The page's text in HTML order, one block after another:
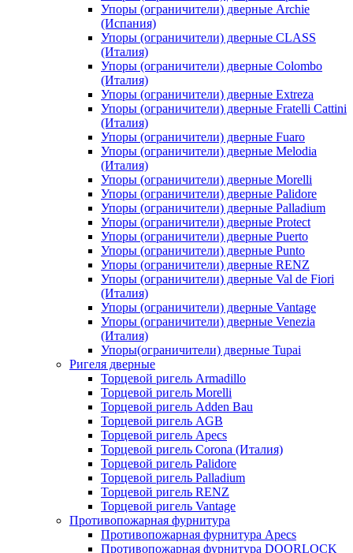
Упоры (ограничители) дверные Archie
(Испания)
Упоры (ограничители) дверные CLASS
(Италия)
Упоры (ограничители) дверные Colombo
(Италия)
Упоры (ограничители) дверные Extreza
Упоры (ограничители) дверные Fratelli Cattini
(Италия)
Упоры (ограничители) дверные Fuaro
Упоры (ограничители) дверные Melodia
(Италия)
Упоры (ограничители) дверные Morelli
Упоры (ограничители) дверные Palidore
Упоры (ограничители) дверные Palladium
Упоры (ограничители) дверные Protect
Упоры (ограничители) дверные Puerto
Упоры (ограничители) дверные Punto
Упоры (ограничители) дверные RENZ
Упоры (ограничители) дверные Val de Fiori
(Италия)
Упоры (ограничители) дверные Vantage
Упоры (ограничители) дверные Venezia
(Италия)
Упоры(ограничители) дверные Tupai
Ригеля дверные
Торцевой ригель Armadillo
Торцевой ригель Morelli
Торцевой ригель Adden Bau
Торцевой ригель AGB
Торцевой ригель Apecs
Торцевой ригель Corona (Италия)
Торцевой ригель Palidore
Торцевой ригель Palladium
Торцевой ригель RENZ
Торцевой ригель Vantage
Противопожарная фурнитура
Противопожарная фурнитура Apecs
Противопожарная фурнитура DOORLOCK